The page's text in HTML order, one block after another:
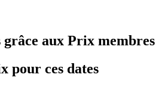
grâce aux Prix membres
pour ces dates